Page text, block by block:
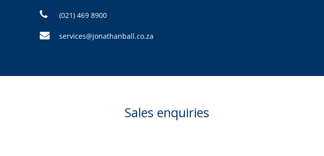
(021) 469 8900
services@jonathanball.co.za
Sales enquiries